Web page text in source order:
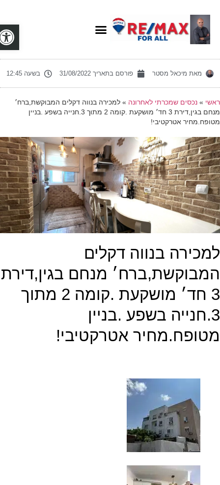
מאתמיכאל מסטר פורסם בתאריך 31/08/2022 בשעה 12:45
»נכסים שמכרתי לאחרונה»למכירה בנווה דקלים המבוקשת,ברח׳
מנחם בגין,דירת 3 חד׳ מושקעת .קומה 2 מתוך 3.חנייה בשפע .בניין
אטרקטיבי!
בנווה דקלים
מנחם בגין,דירת
3 חד׳ מושקעת .קומה 2 מתוך
3.חנייה בשפע .בניין
אטרקטיבי!
פתח